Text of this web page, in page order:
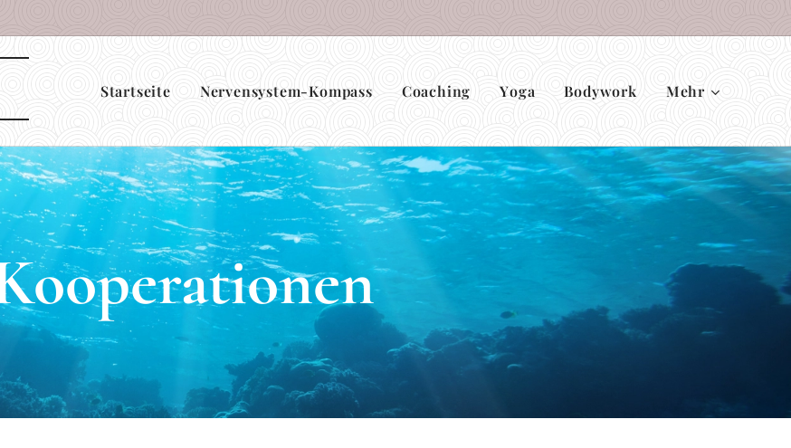
Startseite Nervensystem-Kompass Coaching Yoga Bodywork Mehr